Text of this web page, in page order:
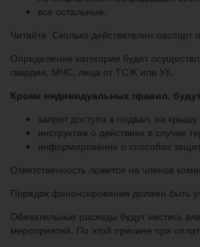
все остальные.
Читайте Сколько действителен паспорт
Определение категории будет
гвардии, МЧС, лица от ТСЖ или УК.
Кроме индивидуальных правил,
запрет доступа в подвал, на крышу
инструктаж о действиях в случае
информирование о способах
Ответственность ложится на членов
Порядок финансирования должен быть
Обязательные расходы будут нестись
мероприятий. По этой причине при